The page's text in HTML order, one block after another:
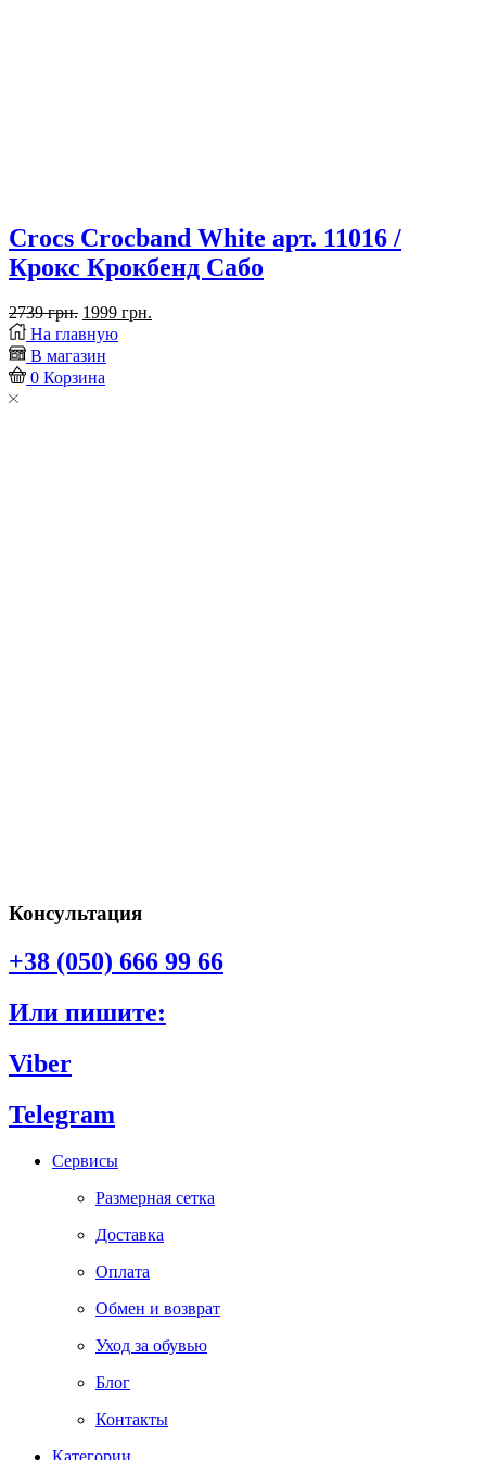
Crocs Crocband White арт. 11016 /
Крокс Крокбенд Сабо
2739грн. Первоначальная
цена
составляла
2739 грн..
1999 грн.
Placeholder
for
ajax
description
На главную
В магазин
0 Корзина
Консультация
+38 (050) 666 99 66
Или пишите:
Viber
Telegram
Сервисы
Размерная сетка
Доставка
Оплата
Обмен и возврат
Уход за обувью
Блог
Контакты
Категории